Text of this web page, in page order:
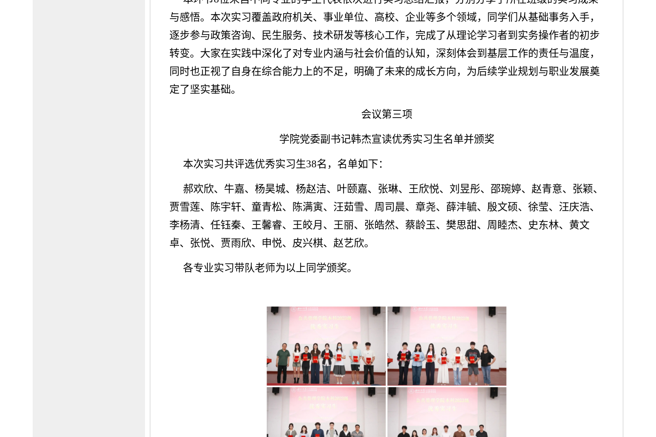
与感悟。本次实习覆盖政府机关、事业单位、高校、企业等多个领域，同学们从基础事务入手，
逐步参与政策咨询、民生服务、技术研发等核心工作，完成了从理论学习者到实务操作者的初步
转变。大家在实践中深化了对专业内涵与社会价值的认知，深刻体会到基层工作的责任与温度，
同时也正视了自身在综合能力上的不足，明确了未来的成长方向，为后续学业规划与职业发展奠
定了坚实基础。
会议第三项
学院党委副书记韩杰宣读优秀实习生名单并颁奖
本次实习共评选优秀实习生38名，名单如下：
郝欢欣、牛嘉、杨昊城、杨赵洁、叶颐嘉、张琳、王欣悦、刘昱彤、邵琬婷、赵青意、张颖、
贾雪莲、陈宇轩、童青松、陈满寅、汪茹雪、周司晨、章尧、薛沣毓、殷文硕、徐莹、汪庆浩、
李杨清、任钰秦、王馨睿、王皎月、王丽、张皓然、蔡龄玉、樊思甜、周睦杰、史东林、黄文
卓、张悦、贾雨欣、申悦、皮兴棋、赵艺欣。
各专业实习带队老师为以上同学颁奖。